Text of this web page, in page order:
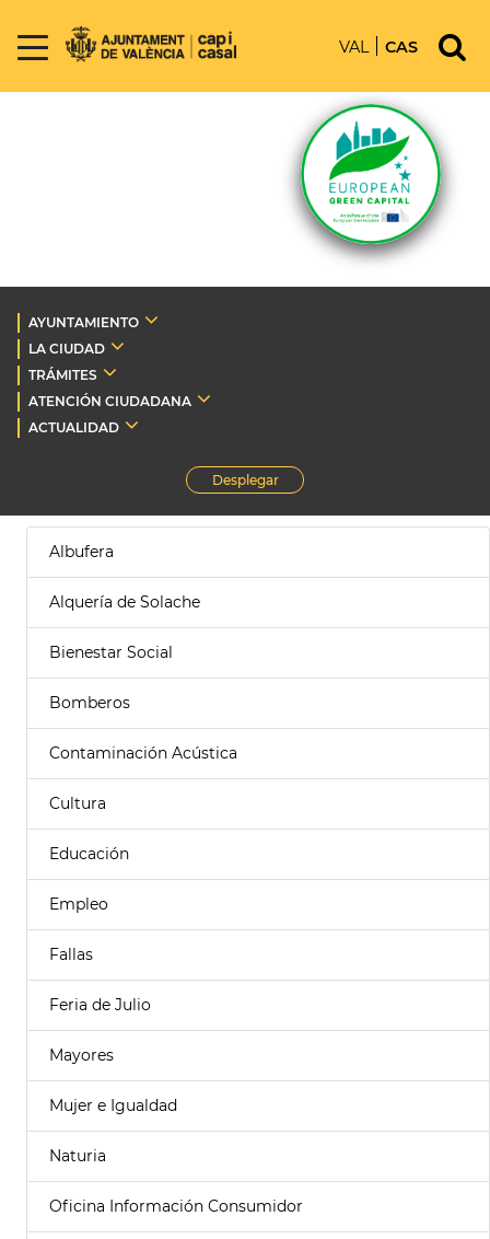
VAL CAS
AYUNTAMIENTO
LA CIUDAD
TRÁMITES
ATENCIÓN CIUDADANA
ACTUALIDAD
Desplegar
Albufera
Alquería de Solache
Bienestar Social
Bomberos
Contaminación Acústica
Cultura
Educación
Empleo
Fallas
Feria de Julio
Mayores
Mujer e Igualdad
Naturia
Oficina Información Consumidor